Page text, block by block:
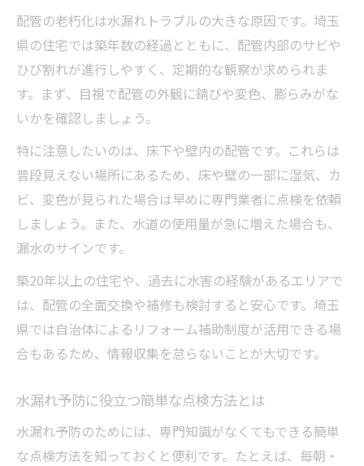
配管の老朽化は水漏れトラブルの大きな原因です。埼玉
県の住宅では築年数の経過とともに、配管内部のサビや
ひび割れが進行しやすく、定期的な観察が求められま
す。まず、目視で配管の外観に錆びや変色、膨らみがな
いかを確認しましょう。
特に注意したいのは、床下や壁内の配管です。これらは
普段見えない場所にあるため、床や壁の一部に湿気、カ
ビ、変色が見られた場合は早めに専門業者に点検を依頼
しましょう。また、水道の使用量が急に増えた場合も、
漏水のサインです。
築20年以上の住宅や、過去に水害の経験があるエリアで
は、配管の全面交換や補修も検討すると安心です。埼玉
県では自治体によるリフォーム補助制度が活用できる場
合もあるため、情報収集を怠らないことが大切です。
水漏れ予防に役立つ簡単な点検方法とは
水漏れ予防のためには、専門知識がなくてもできる簡単
な点検方法を知っておくと便利です。たとえば、毎朝・